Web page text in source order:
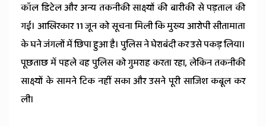
कॉल डिटेल और अन्य तकनीकी साक्ष्यों की बारीकी से पड़ताल की
गई। आखिरकार 11 जून को सूचना मिली कि मुख्य आरोपी सीतामाता
के घने जंगलों में छिपा हुआ है। पुलिस ने घेराबंदी कर उसे पकड़ लिया।
पूछताछ में पहले वह पुलिस को गुमराह करता रहा, लेकिन तकनीकी
साक्ष्यों के सामने टिक नहीं सका और उसने पूरी साजिश कबूल कर
ली।